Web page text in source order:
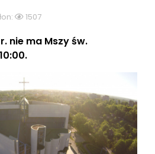
1507
nie ma Mszy św.